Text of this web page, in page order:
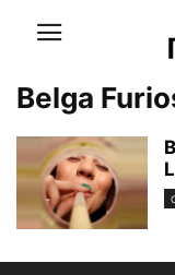
Belga